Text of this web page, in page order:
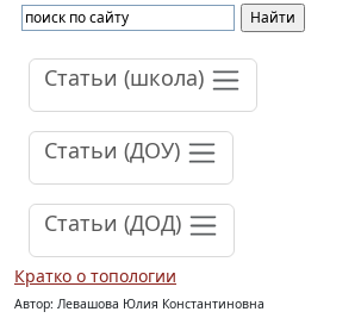
Статьи (школа)
Статьи (ДОУ)
Статьи (ДОД)
Кратко о топологии
Автор: Левашова Юлия Константиновна